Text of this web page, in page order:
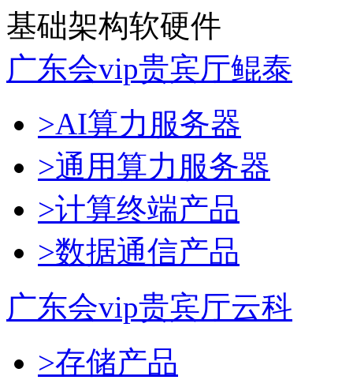
基础架构软硬件
广东会vip贵宾厅鲲泰
>AI算力服务器
>通用算力服务器
>计算终端产品
>数据通信产品
广东会vip贵宾厅云科
>存储产品